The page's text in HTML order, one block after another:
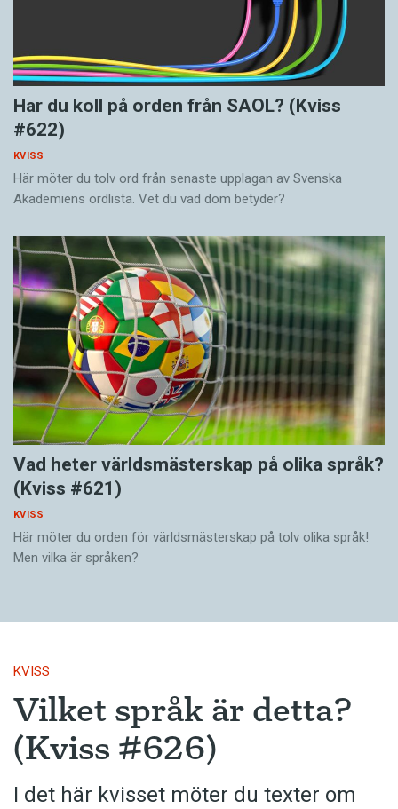
Har du koll på orden från SAOL? (Kviss
#622)
KVISS
Här möter du tolv ord från senaste upplagan av Svenska
Akademiens ordlista. Vet du vad dom betyder?
Vad heter världsmästerskap på olika språk?
(Kviss #621)
KVISS
Här möter du orden för världsmästerskap på tolv olika språk!
Men vilka är språken?
KVISS
Vilket språk är detta?
(Kviss #626)
I det här kvisset möter du texter om